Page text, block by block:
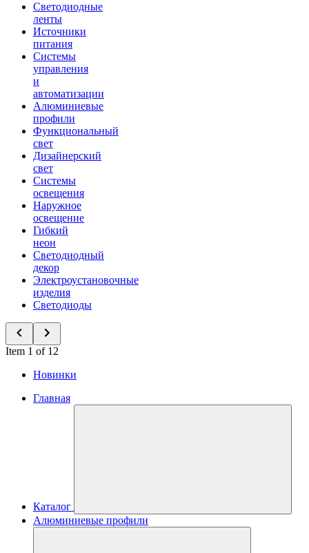
Светодиодные
ленты
Источники
питания
Системы
управления
и
автоматизации
Алюминиевые
профили
Функциональный
свет
Дизайнерский
свет
Системы
освещения
Наружное
освещение
Гибкий
неон
Светодиодный
декор
Электроустановочные
изделия
Светодиоды
Item 1 of 12
Новинки
Главная
Каталог
Алюминиевые профили